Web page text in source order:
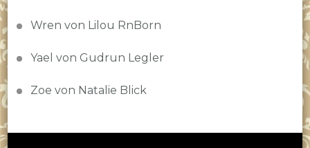
Wren von Lilou RnBorn
Yael von Gudrun Legler
Zoe von Natalie Blick